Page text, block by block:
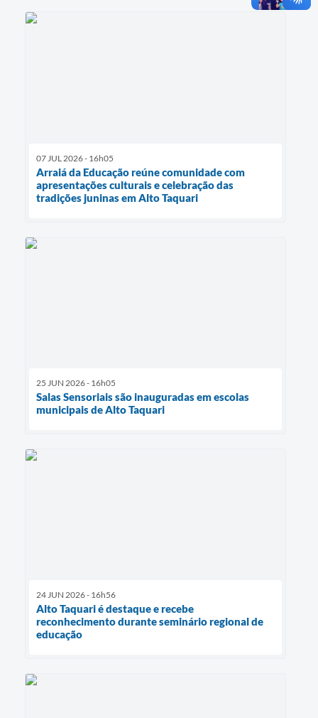
07 JUL 2026 - 16h05
Arraiá da Educação reúne comunidade com
apresentações culturais e celebração das
tradições juninas em Alto Taquari
25 JUN 2026 - 16h05
Salas Sensoriais são inauguradas em escolas
municipais de Alto Taquari
24 JUN 2026 - 16h56
Alto Taquari é destaque e recebe
reconhecimento durante seminário regional de
educação